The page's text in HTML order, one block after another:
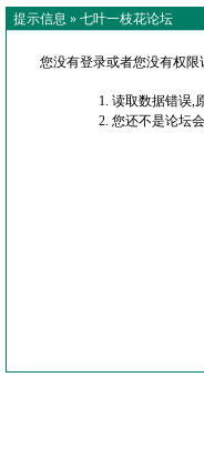
提示信息 » 七叶一枝花论坛
您没有登录或者您没有权
读取数据错误,
您还不是论坛